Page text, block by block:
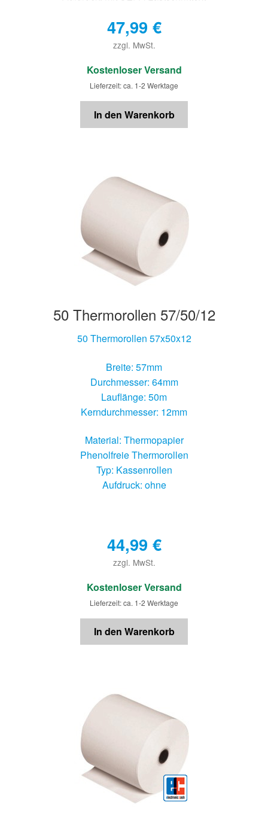
47,99 €
zzgl. MwSt.
€
Kostenloser Versand
Lieferzeit: ca. 1-2 Werktage
In den Warenkorb
50 Thermorollen 57/50/12
50 Thermorollen 57x50x12
Breite: 57mm
Durchmesser: 64mm
Lauflänge: 50m
Kerndurchmesser: 12mm
Material: Thermopapier
Phenolfreie Thermorollen
Typ: Kassenrollen
Aufdruck: ohne
44,99 €
zzgl. MwSt.
€
Kostenloser Versand
Lieferzeit: ca. 1-2 Werktage
In den Warenkorb